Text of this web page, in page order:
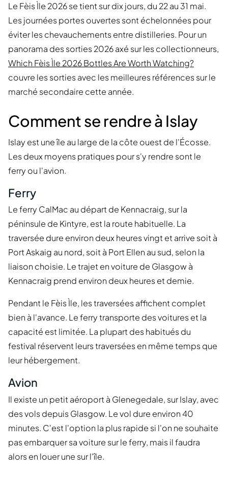
Le Fèis Ìle 2026 se tient sur dix jours, du 22 au 31 mai.
Les journées portes ouvertes sont échelonnées pour
éviter les chevauchements entre distilleries. Pour un
panorama des sorties 2026 axé sur les collectionneurs,
Which Fèis Ìle 2026 Bottles Are Worth Watching?
couvre les sorties avec les meilleures références sur le
marché secondaire cette année.
Comment se rendre à Islay
Islay est une île au large de la côte ouest de l'Écosse.
Les deux moyens pratiques pour s'y rendre sont le
ferry ou l'avion.
Ferry
Le ferry CalMac au départ de Kennacraig, sur la
péninsule de Kintyre, est la route habituelle. La
traversée dure environ deux heures vingt et arrive soit à
Port Askaig au nord, soit à Port Ellen au sud, selon la
liaison choisie. Le trajet en voiture de Glasgow à
Kennacraig prend environ deux heures et demie.
Pendant le Fèis Ìle, les traversées affichent complet
bien à l'avance. Le ferry transporte des voitures et la
capacité est limitée. La plupart des habitués du
festival réservent leurs traversées en même temps que
leur hébergement.
Avion
Il existe un petit aéroport à Glenegedale, sur Islay, avec
des vols depuis Glasgow. Le vol dure environ 40
minutes. C'est l'option la plus rapide si l'on ne souhaite
pas embarquer sa voiture sur le ferry, mais il faudra
alors en louer une sur l'île.